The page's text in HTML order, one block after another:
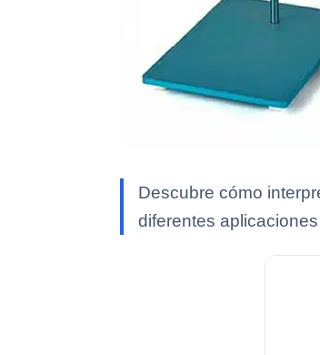
Descubre cómo
diferentes